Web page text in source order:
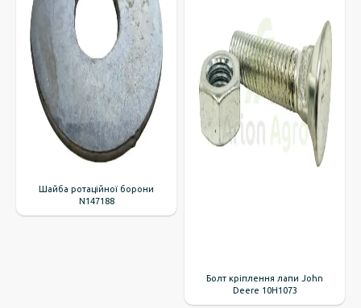
Шайба ротаційної борони
N147188
Болт кріплення лапи John
Deere 10H1073